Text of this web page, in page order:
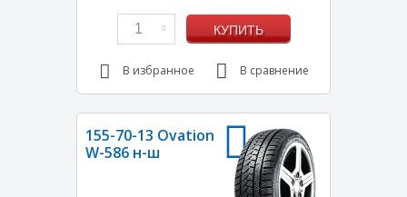
1 КУПИТЬ
В избранное В сравнение
155-70-13 Ovation
W-586 н-ш